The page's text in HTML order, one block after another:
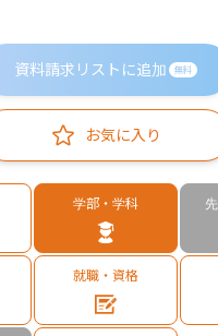
資料請求リストに追加 無料
お気に入り
学部・学科
就職・資格